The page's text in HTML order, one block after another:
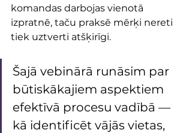
komandas darbojas vienotā
izpratnē, taču praksē mērķi nereti
tiek uztverti atšķirīgi.
Šajā vebinārā runāsim par
būtiskākajiem aspektiem
efektīvā procesu vadībā —
kā identificēt vājās vietas,